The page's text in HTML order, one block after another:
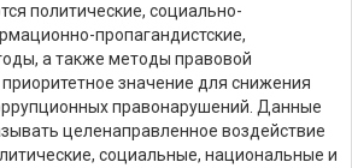
политические, социально-
пропагандистские,
а также методы правовой
значение для снижения
правонарушений. Данные
целенаправленное воздействие
социальные, национальные и